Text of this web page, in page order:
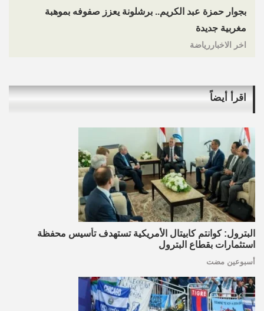
بجوار حمزة عبد الكريم.. برشلونة يعزز صفوفه بموهبة
مغربية جديدة
اخر الاخباررياضة
اقرأ أيضاً
البترول: كوانتم كابيتال الأمريكية تستهدف تأسيس محفظة
استثمارات بقطاع البترول
أسبوعين مضت